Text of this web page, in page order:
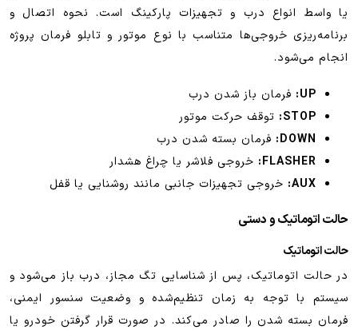
یا واسط انواع درب و تجهیزات پارکینگ است. نحوه اتصال و
برنامه‌ریزی خروجی‌ها متناسب با نوع موتور و تابلو فرمان پروژه
انجام می‌شود.
UP: فرمان باز شدن درب
STOP: توقف حرکت موتور
DOWN: فرمان بسته شدن درب
FLASHER: خروجی فلاشر یا چراغ هشدار
AUX: خروجی تجهیزات جانبی مانند روشنایی یا قفل
حالت اتوماتیک و دستی
حالت اتوماتیک
در حالت اتوماتیک، پس از شناسایی تگ مجاز، درب باز می‌شود و
سیستم با توجه به زمان تنظیم‌شده و وضعیت سنسور ایمنی،
فرمان بسته شدن را صادر می‌کند. در صورت قرار گرفتن خودرو یا